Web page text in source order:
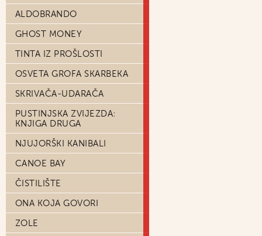
ALDOBRANDO
GHOST MONEY
TINTA IZ PROŠLOSTI
OSVETA GROFA SKARBEKA
SKRIVAČA-UDARAČA
PUSTINJSKA ZVIJEZDA:
KNJIGA DRUGA
NJUJORŠKI KANIBALI
CANOE BAY
ČISTILIŠTE
ONA KOJA GOVORI
ZOLE